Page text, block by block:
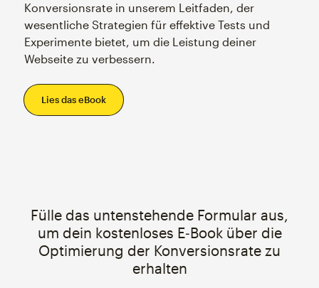
Konversionsrate in unserem Leitfaden, der
wesentliche Strategien für effektive Tests und
Experimente bietet, um die Leistung deiner
Webseite zu verbessern.
Lies das eBook
Fülle das untenstehende Formular aus,
um dein kostenloses E‑Book über die
Optimierung der Konversionsrate zu
erhalten